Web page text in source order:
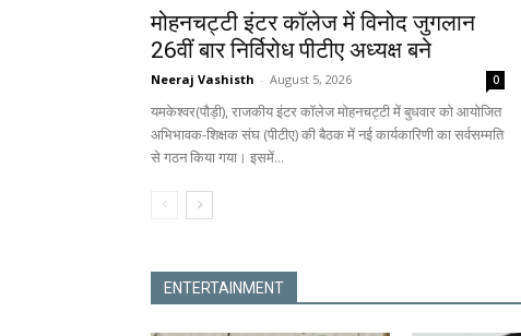
मोहनचट्टी इंटर कॉलेज में विनोद जुगलान
26वीं बार निर्विरोध पीटीए अध्यक्ष बने
Neeraj Vashisth - August 5, 2026 0
यमकेश्वर(पौड़ी), राजकीय इंटर कॉलेज मोहनचट्टी में बुधवार को आयोजित
अभिभावक-शिक्षक संघ (पीटीए) की बैठक में नई कार्यकारिणी का सर्वसम्मति
से गठन किया गया। इसमें...
ENTERTAINMENT